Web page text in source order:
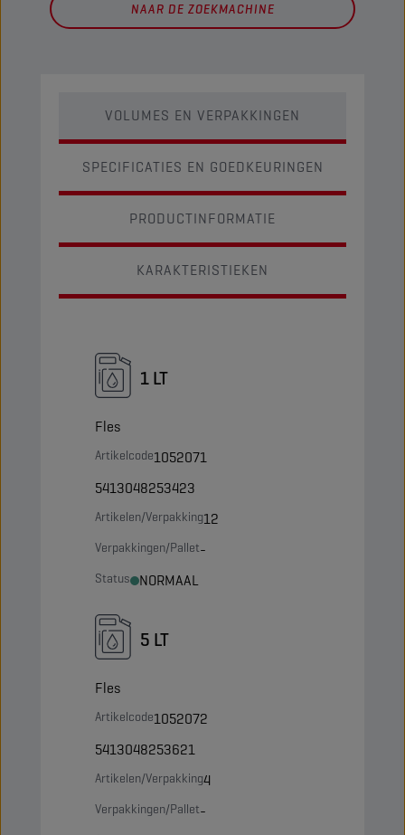
NAAR DE ZOEKMACHINE
VOLUMES EN VERPAKKINGEN
SPECIFICATIES EN GOEDKEURINGEN
PRODUCTINFORMATIE
KARAKTERISTIEKEN
1 LT
Fles
Artikelcode1052071
5413048253423
Artikelen/Verpakking12
Verpakkingen/Pallet-
Status NORMAAL
5 LT
Fles
Artikelcode1052072
5413048253621
Artikelen/Verpakking4
Verpakkingen/Pallet-